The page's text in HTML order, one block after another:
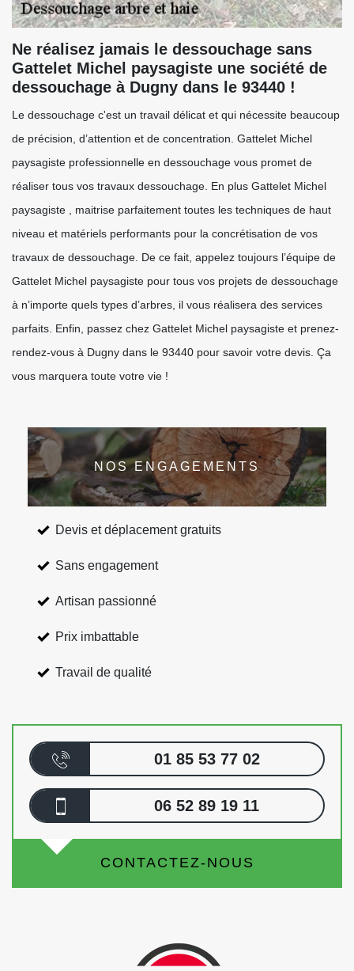
Ne réalisez jamais le dessouchage sans
Gattelet Michel paysagiste une société de
dessouchage à Dugny dans le 93440 !
Le dessouchage c'est un travail délicat et qui nécessite beaucoup
de précision, d’attention et de concentration. Gattelet Michel
paysagiste professionnelle en dessouchage vous promet de
réaliser tous vos travaux dessouchage. En plus Gattelet Michel
paysagiste , maitrise parfaitement toutes les techniques de haut
niveau et matériels performants pour la concrétisation de vos
travaux de dessouchage. De ce fait, appelez toujours l’équipe de
Gattelet Michel paysagiste pour tous vos projets de dessouchage
à n’importe quels types d’arbres, il vous réalisera des services
parfaits. Enfin, passez chez Gattelet Michel paysagiste et prenez-
rendez-vous à Dugny dans le 93440 pour savoir votre devis. Ça
vous marquera toute votre vie !
NOS ENGAGEMENTS
Devis et déplacement gratuits
Sans engagement
Artisan passionné
Prix imbattable
Travail de qualité
01 85 53 77 02
06 52 89 19 11
CONTACTEZ-NOUS